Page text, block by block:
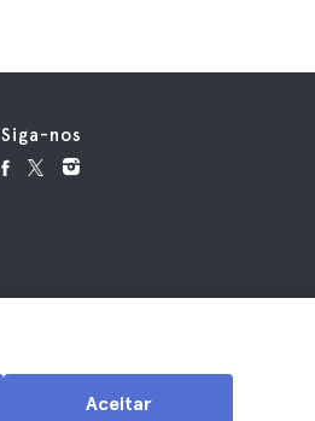
Aceitar
Siga-nos